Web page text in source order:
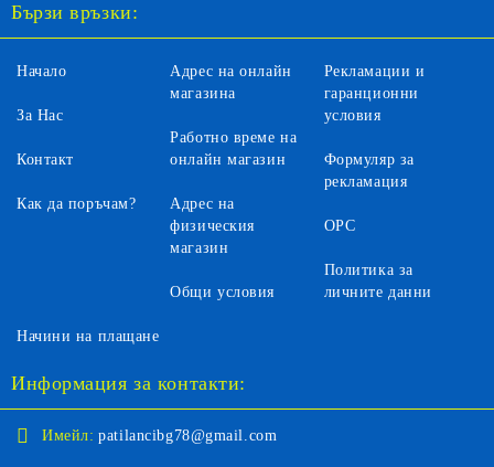
Бързи връзки:
Начало
За Нас
Контакт
Как да поръчам?
Адрес на онлайн
магазина
Работно време на
онлайн магазин
Адрес на
физическия
магазин
Общи условия
Рекламации и
гаранционни
условия
Формуляр за
рекламация
ОРС
Политика за
личните данни
Начини на плащане
Информация за контакти:
Имейл: patilancibg78@gmail.com